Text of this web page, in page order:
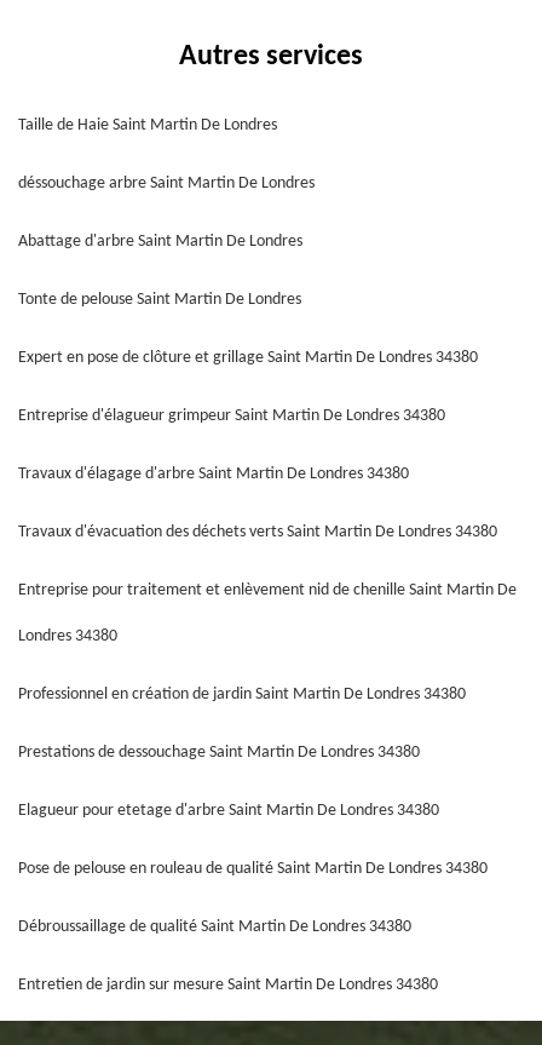
Autres services
Taille de Haie Saint Martin De Londres
déssouchage arbre Saint Martin De Londres
Abattage d'arbre Saint Martin De Londres
Tonte de pelouse Saint Martin De Londres
Expert en pose de clôture et grillage Saint Martin De Londres 34380
Entreprise d'élagueur grimpeur Saint Martin De Londres 34380
Travaux d'élagage d'arbre Saint Martin De Londres 34380
Travaux d'évacuation des déchets verts Saint Martin De Londres 34380
Entreprise pour traitement et enlèvement nid de chenille Saint Martin De
Londres 34380
Professionnel en création de jardin Saint Martin De Londres 34380
Prestations de dessouchage Saint Martin De Londres 34380
Elagueur pour etetage d'arbre Saint Martin De Londres 34380
Pose de pelouse en rouleau de qualité Saint Martin De Londres 34380
Débroussaillage de qualité Saint Martin De Londres 34380
Entretien de jardin sur mesure Saint Martin De Londres 34380